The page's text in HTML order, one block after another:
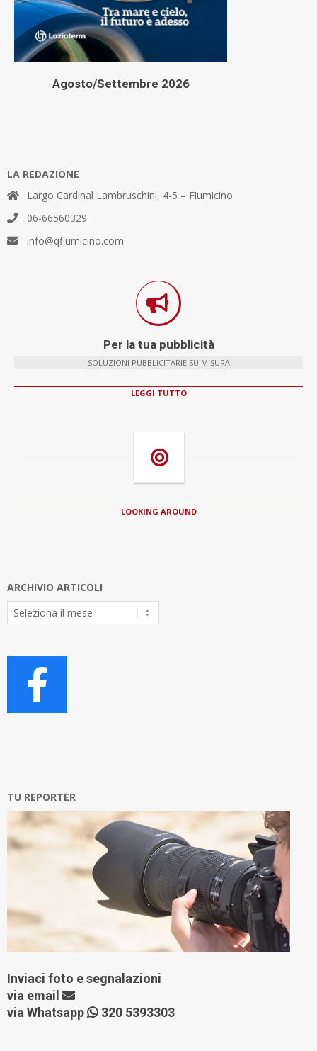
Agosto/Settembre 2026
LA REDAZIONE
Largo Cardinal Lambruschini, 4-5 – Fiumicino
06-66560329
info@qfiumicino.com
Per la tua pubblicità
SOLUZIONI PUBBLICITARIE SU MISURA
LEGGI TUTTO
LOOKING AROUND
ARCHIVIO ARTICOLI
Archivio
Articoli
TU REPORTER
Inviaci foto e segnalazioni
via email
via Whatsapp
320 5393303